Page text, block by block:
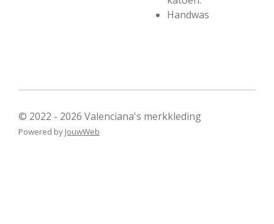
Handwas
© 2022 - 2026 Valenciana's merkkleding
Powered by JouwWeb